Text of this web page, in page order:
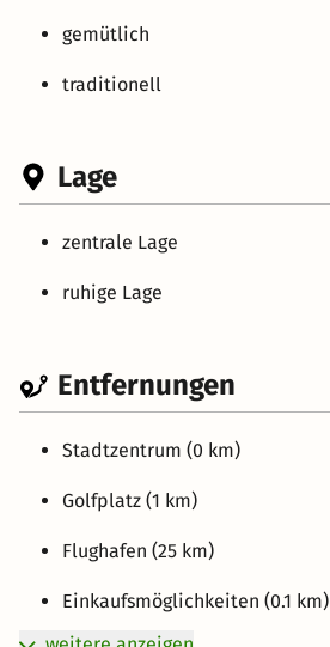
gemütlich
traditionell
Lage
zentrale Lage
ruhige Lage
Entfernungen
Stadtzentrum (0 km)
Golfplatz (1 km)
Flughafen (25 km)
Einkaufsmöglichkeiten (0.1 km)